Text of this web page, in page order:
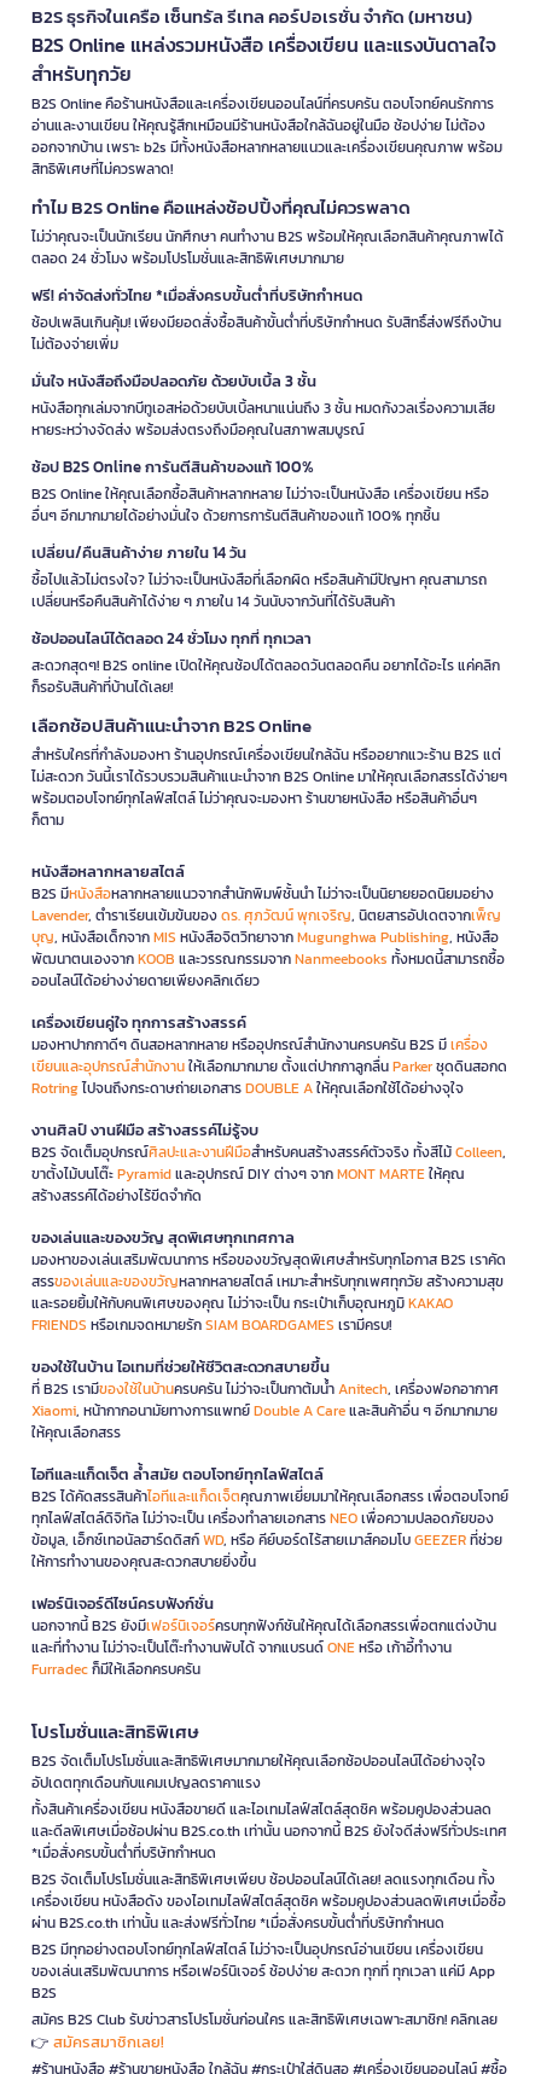
B2S ธุรกิจในเครือ เซ็นทรัล รีเทล คอร์ปอเรชั่น จำกัด (มหาชน)
B2S Online แหล่งรวมหนังสือ เครื่องเขียน และแรงบันดาลใจ
สำหรับทุกวัย
B2S Online คือร้านหนังสือและเครื่องเขียนออนไลน์ที่ครบครัน ตอบโจทย์คนรักการ
อ่านและงานเขียน ให้คุณรู้สึกเหมือนมีร้านหนังสือใกล้ฉันอยู่ในมือ ช้อปง่าย ไม่ต้อง
ออกจากบ้าน เพราะ b2s มีทั้งหนังสือหลากหลายแนวและเครื่องเขียนคุณภาพ พร้อม
สิทธิพิเศษที่ไม่ควรพลาด!
ทำไม B2S Online คือแหล่งช้อปปิ้งที่คุณไม่ควรพลาด
ไม่ว่าคุณจะเป็นนักเรียน นักศึกษา คนทำงาน B2S พร้อมให้คุณเลือกสินค้าคุณภาพได้
ตลอด 24 ชั่วโมง พร้อมโปรโมชั่นและสิทธิพิเศษมากมาย
ฟรี! ค่าจัดส่งทั่วไทย *เมื่อสั่งครบขั้นต่ำที่บริษัทกำหนด
ช้อปเพลินเกินคุ้ม! เพียงมียอดสั่งซื้อสินค้าขั้นต่ำที่บริษัทกำหนด รับสิทธิ์ส่งฟรีถึงบ้าน
ไม่ต้องจ่ายเพิ่ม
มั่นใจ หนังสือถึงมือปลอดภัย ด้วยบับเบิ้ล 3 ชั้น
หนังสือทุกเล่มจากบีทูเอสห่อด้วยบับเบิ้ลหนาแน่นถึง 3 ชั้น หมดกังวลเรื่องความเสีย
หายระหว่างจัดส่ง พร้อมส่งตรงถึงมือคุณในสภาพสมบูรณ์
ช้อป B2S Online การันตีสินค้าของแท้ 100%
B2S Online ให้คุณเลือกซื้อสินค้าหลากหลาย ไม่ว่าจะเป็นหนังสือ เครื่องเขียน หรือ
อื่นๆ อีกมากมายได้อย่างมั่นใจ ด้วยการการันตีสินค้าของแท้ 100% ทุกชิ้น
เปลี่ยน/คืนสินค้าง่าย ภายใน 14 วัน
ซื้อไปแล้วไม่ตรงใจ? ไม่ว่าจะเป็นหนังสือที่เลือกผิด หรือสินค้ามีปัญหา คุณสามารถ
เปลี่ยนหรือคืนสินค้าได้ง่าย ๆ ภายใน 14 วันนับจากวันที่ได้รับสินค้า
ช้อปออนไลน์ได้ตลอด 24 ชั่วโมง ทุกที่ ทุกเวลา
สะดวกสุดๆ! B2S online เปิดให้คุณช้อปได้ตลอดวันตลอดคืน อยากได้อะไร แค่คลิก
ก็รอรับสินค้าที่บ้านได้เลย!
เลือกช้อปสินค้าแนะนำจาก B2S Online
สำหรับใครที่กำลังมองหา ร้านอุปกรณ์เครื่องเขียนใกล้ฉัน หรืออยากแวะร้าน B2S แต่
ไม่สะดวก วันนี้เราได้รวบรวมสินค้าแนะนำจาก B2S Online มาให้คุณเลือกสรรได้ง่ายๆ
พร้อมตอบโจทย์ทุกไลฟ์สไตล์ ไม่ว่าคุณจะมองหา ร้านขายหนังสือ หรือสินค้าอื่นๆ
ก็ตาม
หนังสือหลากหลายสไตล์
B2S มีหนังสือหลากหลายแนวจากสำนักพิมพ์ชั้นนำ ไม่ว่าจะเป็นนิยายยอดนิยมอย่าง
Lavender, ตำราเรียนเข้มข้นของดร. ศุภวัฒน์ พุกเจริญ, นิตยสารอัปเดตจากเพ็ญ
บุญ, หนังสือเด็กจากMIS หนังสือจิตวิทยาจากMugunghwa Publishing, หนังสือ
พัฒนาตนเองจากKOOB และวรรณกรรมจากNanmeebooks ทั้งหมดนี้สามารถซื้อ
ออนไลน์ได้อย่างง่ายดายเพียงคลิกเดียว
เครื่องเขียนคู่ใจ ทุกการสร้างสรรค์
มองหาปากกาดีๆ ดินสอหลากหลาย หรืออุปกรณ์สำนักงานครบครัน B2S มีเครื่อง
เขียนและอุปกรณ์สำนักงานให้เลือกมากมาย ตั้งแต่ปากกาลูกลื่นParkerชุดดินสอกด
Rotringไปจนถึงกระดาษถ่ายเอกสารDOUBLE Aให้คุณเลือกใช้ได้อย่างจุใจ
งานศิลป์ งานฝีมือ สร้างสรรค์ไม่รู้จบ
B2S จัดเต็มอุปกรณ์ศิลปะและงานฝีมือสำหรับคนสร้างสรรค์ตัวจริง ทั้งสีไม้Colleen,
ขาตั้งไม้บนโต๊ะPyramidและอุปกรณ์ DIY ต่างๆ จากMONT MARTEให้คุณ
สร้างสรรค์ได้อย่างไร้ขีดจำกัด
ของเล่นและของขวัญ สุดพิเศษทุกเทศกาล
มองหาของเล่นเสริมพัฒนาการ หรือของขวัญสุดพิเศษสำหรับทุกโอกาส B2S เราคัด
สรรของเล่นและของขวัญหลากหลายสไตล์ เหมาะสำหรับทุกเพศทุกวัย สร้างความสุข
และรอยยิ้มให้กับคนพิเศษของคุณ ไม่ว่าจะเป็น กระเป๋าเก็บอุณหภูมิKAKAO
FRIENDS หรือเกมจดหมายรักSIAM BOARDGAMES เรามีครบ!
ของใช้ในบ้าน ไอเทมที่ช่วยให้ชีวิตสะดวกสบายขึ้น
ที่ B2S เรามีของใช้ในบ้านครบครัน ไม่ว่าจะเป็นกาต้มน้ำAnitech, เครื่องฟอกอากาศ
Xiaomi, หน้ากากอนามัยทางการแพทย์Double A Careและสินค้าอื่น ๆ อีกมากมาย
ให้คุณเลือกสรร
ไอทีและแก็ดเจ็ต ล้ำสมัย ตอบโจทย์ทุกไลฟ์สไตล์
B2S ได้คัดสรรสินค้าไอทีและแก็ดเจ็ตคุณภาพเยี่ยมมาให้คุณเลือกสรร เพื่อตอบโจทย์
ทุกไลฟ์สไตล์ดิจิทัล ไม่ว่าจะเป็น เครื่องทำลายเอกสารNEOเพื่อความปลอดภัยของ
ข้อมูล, เอ็กซ์เทอนัลฮาร์ดดิสก์WD, หรือ คีย์บอร์ดไร้สายเมาส์คอมโบGEEZERที่ช่วย
ให้การทำงานของคุณสะดวกสบายยิ่งขึ้น
เฟอร์นิเจอร์ดีไซน์ครบฟังก์ชั่น
นอกจากนี้ B2S ยังมีเฟอร์นิเจอร์ครบทุกฟังก์ชันให้คุณได้เลือกสรรเพื่อตกแต่งบ้าน
และที่ทำงาน ไม่ว่าจะเป็นโต๊ะทำงานพับได้ จากแบรนด์ONEหรือ เก้าอี้ทำงาน
Furradecก็มีให้เลือกครบครัน
โปรโมชั่นและสิทธิพิเศษ
B2S จัดเต็มโปรโมชั่นและสิทธิพิเศษมากมายให้คุณเลือกช้อปออนไลน์ได้อย่างจุใจ
อัปเดตทุกเดือนกับแคมเปญลดราคาแรง
ทั้งสินค้าเครื่องเขียน หนังสือขายดี และไอเทมไลฟ์สไตล์สุดชิค พร้อมคูปองส่วนลด
และดีลพิเศษเมื่อช้อปผ่าน B2S.co.th เท่านั้น นอกจากนี้ B2S ยังใจดีส่งฟรีทั่วประเทศ
*เมื่อสั่งครบขั้นต่ำที่บริษัทกำหนด
B2S จัดเต็มโปรโมชั่นและสิทธิพิเศษเพียบ ช้อปออนไลน์ได้เลย! ลดแรงทุกเดือน ทั้ง
เครื่องเขียน หนังสือดัง ของไอเทมไลฟ์สไตล์สุดชิค พร้อมคูปองส่วนลดพิเศษเมื่อซื้อ
ผ่าน B2S.co.th เท่านั้น และส่งฟรีทั่วไทย *เมื่อสั่งครบขั้นต่ำที่บริษัทกำหนด
B2S มีทุกอย่างตอบโจทย์ทุกไลฟ์สไตล์ ไม่ว่าจะเป็นอุปกรณ์อ่านเขียน เครื่องเขียน
ของเล่นเสริมพัฒนาการ หรือเฟอร์นิเจอร์ ช้อปง่าย สะดวก ทุกที่ ทุกเวลา แค่มี App
B2S
สมัคร B2S Club รับข่าวสารโปรโมชั่นก่อนใคร และสิทธิพิเศษเฉพาะสมาชิก! คลิกเลย
👉 สมัครสมาชิกเลย!
#ร้านหนังสือ #ร้านขายหนังสือ ใกล้ฉัน #กระเป๋าใส่ดินสอ #เครื่องเขียนออนไลน์ #ซื้อ